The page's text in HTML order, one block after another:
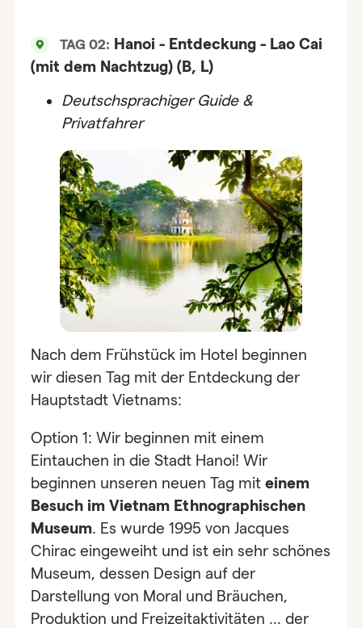
TAG 02: Hanoi - Entdeckung - Lao Cai
(mit dem Nachtzug) (B, L)
Deutschsprachiger Guide &
Privatfahrer
Nach dem Frühstück im Hotel beginnen
wir diesen Tag mit der Entdeckung der
Hauptstadt Vietnams:
Option 1: Wir beginnen mit einem
Eintauchen in die Stadt Hanoi! Wir
beginnen unseren neuen Tag miteinem
Besuch im Vietnam Ethnographischen
Museum. Es wurde 1995 von Jacques
Chirac eingeweiht und ist ein sehr schönes
Museum, dessen Design auf der
Darstellung von Moral und Bräuchen,
Produktion und Freizeitaktivitäten … der